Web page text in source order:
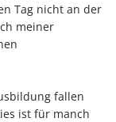
Tag nicht an der
meiner
fallen
ist für manch